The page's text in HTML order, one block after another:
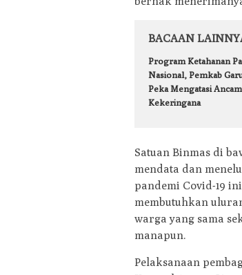
BACAAN
Program Ketahanan
Nasional, Pemkab
Peka Mengatasi
Kekeringana
Satuan Binmas di
mendata dan
pandemi Covid-19
membutuhkan
warga yang sama
manapun.
Pelaksanaan